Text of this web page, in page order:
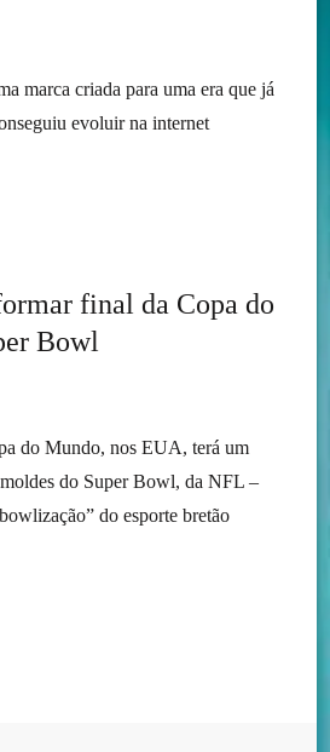
marca criada para uma era que já
evoluir na internet
final da Copa do
Bowl
do Mundo, nos EUA, terá um
do Super Bowl, da NFL –
do esporte bretão